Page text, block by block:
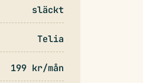
släckt
Telia
199 kr/mån